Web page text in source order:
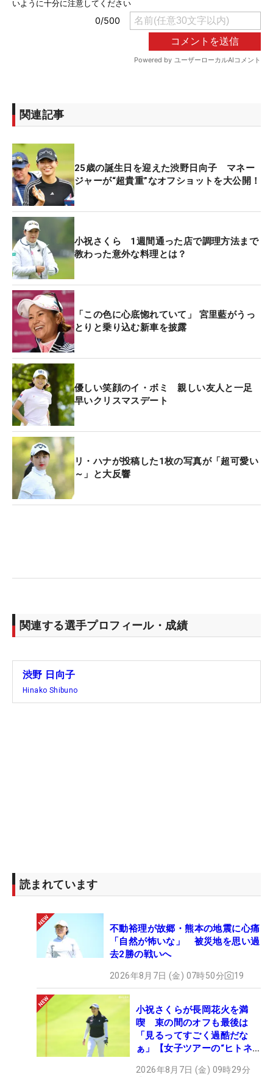
関連記事
25歳の誕生日を迎えた渋野日向子 マネー
ジャーが“超貴重”なオフショットを大公開！
小祝さくら 1週間通った店で調理方法まで
教わった意外な料理とは？
「この色に心底惚れていて」 宮里藍がうっ
とりと乗り込む新車を披露
優しい笑顔のイ・ボミ 親しい友人と一足
早いクリスマスデート
リ・ハナが投稿した1枚の写真が「超可愛い
～」と大反響
関連する選手プロフィール・成績
渋野 日向子
Hinako Shibuno
読まれています
不動裕理が故郷・熊本の地震に心痛
「自然が怖いな」 被災地を思い過
去2勝の戦いへ
2026年8月7日 (金) 07時50分 19
小祝さくらが長岡花火を満
喫 束の間のオフも最後は
「見るってすごく過酷だな
ぁ」【女子ツアーの“ヒトネ
2026年8月7日 (金) 09時29分